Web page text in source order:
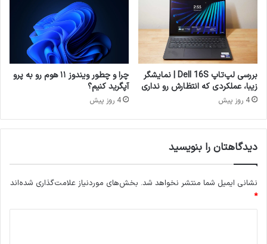
بررسی لپ‌تاپ Dell 16S | نمایشگر
زیبا، عملکردی که انتظارش رو نداری
4 روز پیش
چرا و چطور ویندوز ۱۱ هوم رو به پرو
آپگرید کنیم؟
4 روز پیش
دیدگاهتان را بنویسید
نشانی ایمیل شما منتشر نخواهد شد. بخش‌های موردنیاز علامت‌گذاری شده‌اند
*